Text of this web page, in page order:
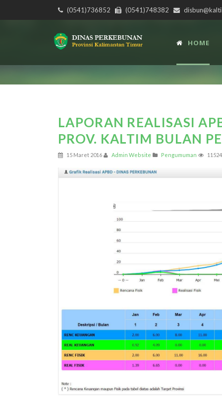
(0541)736852 (0541)748382
HOME
LAPORAN REALISASI
PROV. KALTIM BULAN
15 Maret 2016 Admin Website Pengumuman 11524